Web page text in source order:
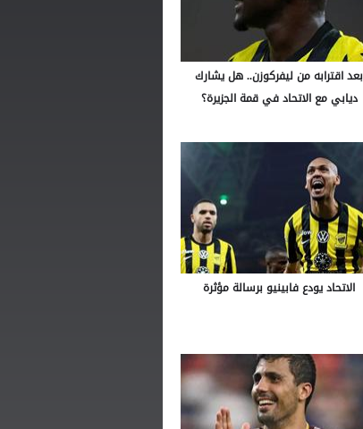
بعد اقترابه من ليفركوزن.. هل يشارك
ديابي مع الاتحاد في قمة الجزيرة؟
الاتحاد يودع فابينيو برسالة مؤثرة